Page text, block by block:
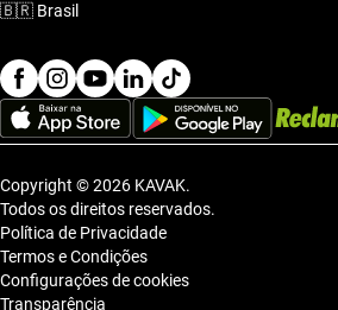
🇧🇷 Brasil
Copyright © 2026 KAVAK.
Todos os direitos reservados.
Política de Privacidade
Termos e Condições
Configurações de cookies
Transparência